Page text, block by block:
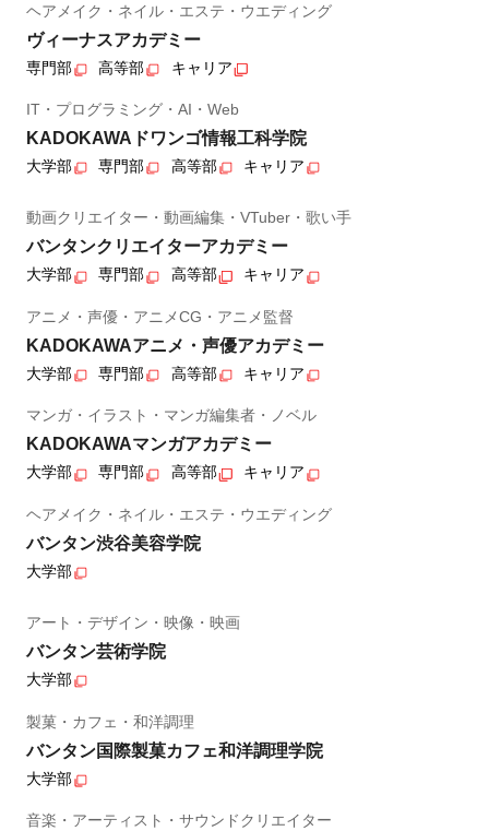
ヘアメイク・ネイル・エステ・ウエディング
ヴィーナスアカデミー
専門部 高等部 キャリア
IT・プログラミング・AI・Web
KADOKAWAドワンゴ情報工科学院
大学部 専門部 高等部 キャリア
動画クリエイター・動画編集・VTuber・歌い手
バンタンクリエイターアカデミー
大学部 専門部 高等部 キャリア
アニメ・声優・アニメCG・アニメ監督
KADOKAWAアニメ・声優アカデミー
大学部 専門部 高等部 キャリア
マンガ・イラスト・マンガ編集者・ノベル
KADOKAWAマンガアカデミー
大学部 専門部 高等部 キャリア
ヘアメイク・ネイル・エステ・ウエディング
バンタン渋谷美容学院
大学部
アート・デザイン・映像・映画
バンタン芸術学院
大学部
製菓・カフェ・和洋調理
バンタン国際製菓カフェ和洋調理学院
大学部
音楽・アーティスト・サウンドクリエイター